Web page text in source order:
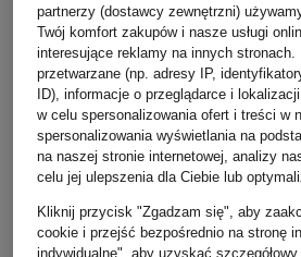
partnerzy (dostawcy zewnętrzni)
Twój komfort zakupów i nasze usługi
interesujące reklamy na innych stronach.
przetwarzane (np. adresy IP,
ID), informacje o przeglądarce i
w celu spersonalizowania ofert i treści w
spersonalizowania wyświetlania na
na naszej stronie internetowej, analizy
celu jej ulepszenia dla Ciebie lub
Kliknij przycisk "Zgadzam się", aby
cookie i przejść bezpośrednio na stronę
indywidualne", aby uzyskać